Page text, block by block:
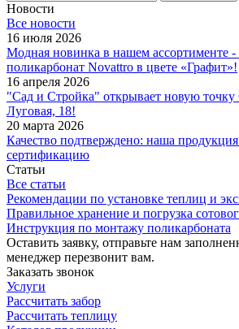
Новости
Все новости
16 июля 2026
Модная новинка в нашем ассортименте
поликарбонат Novattro в цвете «Графит»!
16 апреля 2026
"Сад и Стройка" открывает новую
Луговая, 18!
20 марта 2026
Качество подтверждено: наша
сертификацию
Статьи
Все статьи
Рекомендации по установке теплиц и
Правильное хранение и погрузка
Инструкция по монтажу поликарбоната
Оставить заявку, отправьте нам
менеджер перезвонит вам.
Заказать звонок
Услуги
Рассчитать забор
Рассчитать теплицу